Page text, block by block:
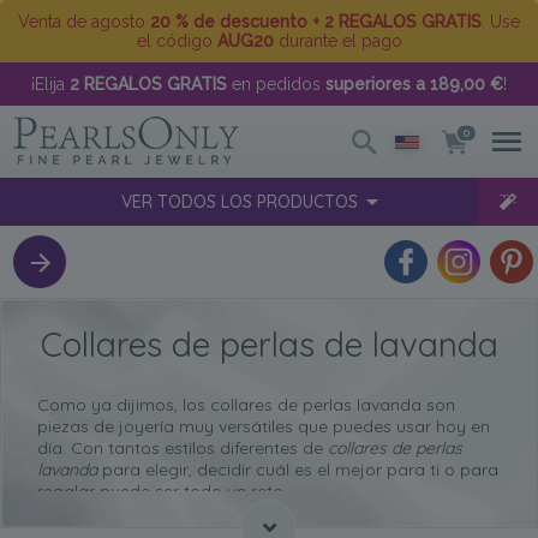
Venta de agosto 20 % de descuento + 2 REGALOS GRATIS . Use
el código AUG20durante el pago
¡Elija 2 REGALOS GRATIS en pedidos superiores a 189,00 €!
0
VER TODOS LOS PRODUCTOS
Collares de perlas de lavanda
Como ya dijimos, los collares de perlas lavanda son
piezas de joyería muy versátiles que puedes usar hoy en
día. Con tantos estilos diferentes de collares de perlas
lavandapara elegir, decidir cuál es el mejor para ti o para
regalar puede ser todo un reto.
Entonces, para ayudarlo a tomar la decisión correcta al